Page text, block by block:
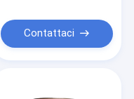
Contattaci